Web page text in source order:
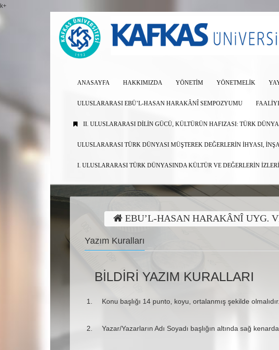
k+
ANASAYFA HAKKIMIZDA YÖNETIM YÖNETMELIK
ULUSLARARASI EBÜ’L-HASAN HARAKÂNÎ SEMPOZYUMU
II. ULUSLARARASI DILIN GÜCÜ, KÜLTÜRÜN HAFIZASI: TÜRK
ULUSLARARASI TÜRK DÜNYASI MÜŞTEREK DEĞERLERİN İHYASI,
I. ULUSLARARASI TÜRK DÜNYASINDA KÜLTÜR VE DEĞERLERİN
EBU’L-HASAN HARAKÂNÎ UYG.
Yazım Kuralları
BİLDİRİ YAZIM KURALLARI
Konu başlığı 14 punto, koyu, ortalanmış şekilde olmalıdır.
Yazar/Yazarların Adı Soyadı başlığın altında sağ